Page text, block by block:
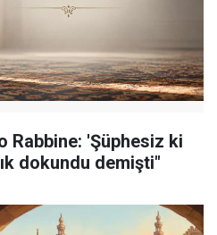
Rabbine: 'Şüphesiz ki
dokundu demişti"